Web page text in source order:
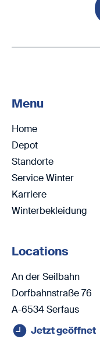
Menu
Home
Depot
Standorte
Service Winter
Karriere
Winterbekleidung
Locations
An der Seilbahn
Dorfbahnstraße 76
A-6534 Serfaus
Jetzt geöffnet